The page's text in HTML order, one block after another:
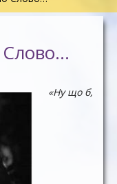
Слово…
«Ну що б,